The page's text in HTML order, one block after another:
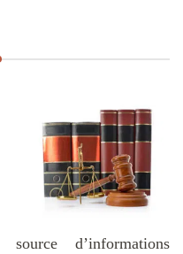
d’informations